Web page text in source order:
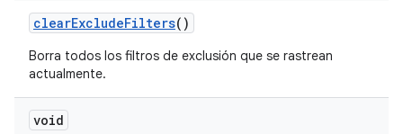
clearExcludeFilters()
Borra todos los filtros de exclusión que se rastrean
actualmente.
void